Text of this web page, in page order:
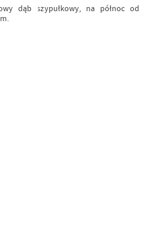
dąb szypułkowy, na północ od